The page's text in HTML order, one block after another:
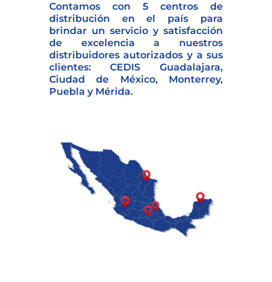
Contamos con 5 centros de
distribución en el país para
brindar un servicio y satisfacción
de excelencia a nuestros
distribuidores autorizados y a sus
clientes: CEDIS Guadalajara,
Ciudad de México, Monterrey,
Puebla y Mérida.